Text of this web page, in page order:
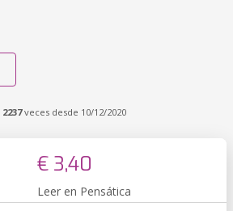
2237veces desde 10/12/2020
€ 3,40
Leer en Pensática